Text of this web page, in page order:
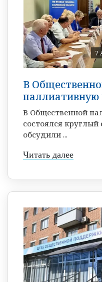
7
В
В Общественной
состоялся круглый
обсудили ...
Читать далее